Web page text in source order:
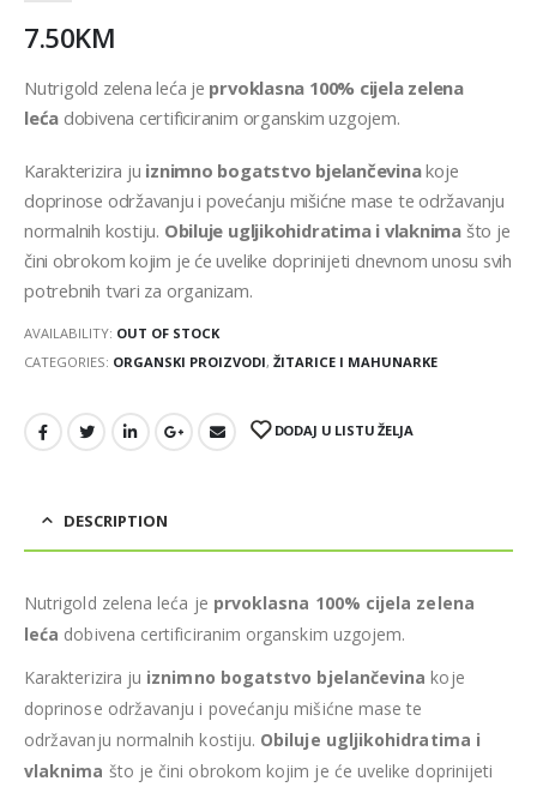
7.50KM
Nutrigold zelena leća je prvoklasna 100% cijela zelena
leća dobivena certificiranim organskim uzgojem.
Karakterizira ju iznimno bogatstvo bjelančevinakoje
doprinose održavanju i povećanju mišićne mase te održavanju
normalnih kostiju. Obiluje ugljikohidratima i vlaknimašto je
čini obrokom kojim je će uvelike doprinijeti dnevnom unosu svih
potrebnih tvari za organizam.
AVAILABILITY: OUT OF STOCK
CATEGORIES: ORGANSKI PROIZVODI, ŽITARICE I MAHUNARKE
DODAJ U LISTU ŽELJA
DESCRIPTION
Nutrigold zelena leća je prvoklasna 100% cijela zelena
leća dobivena certificiranim organskim uzgojem.
Karakterizira ju iznimno bogatstvo bjelančevina koje
doprinose održavanju i povećanju mišićne mase te
održavanju normalnih kostiju. Obiluje ugljikohidratima i
vlaknima što je čini obrokom kojim je će uvelike doprinijeti